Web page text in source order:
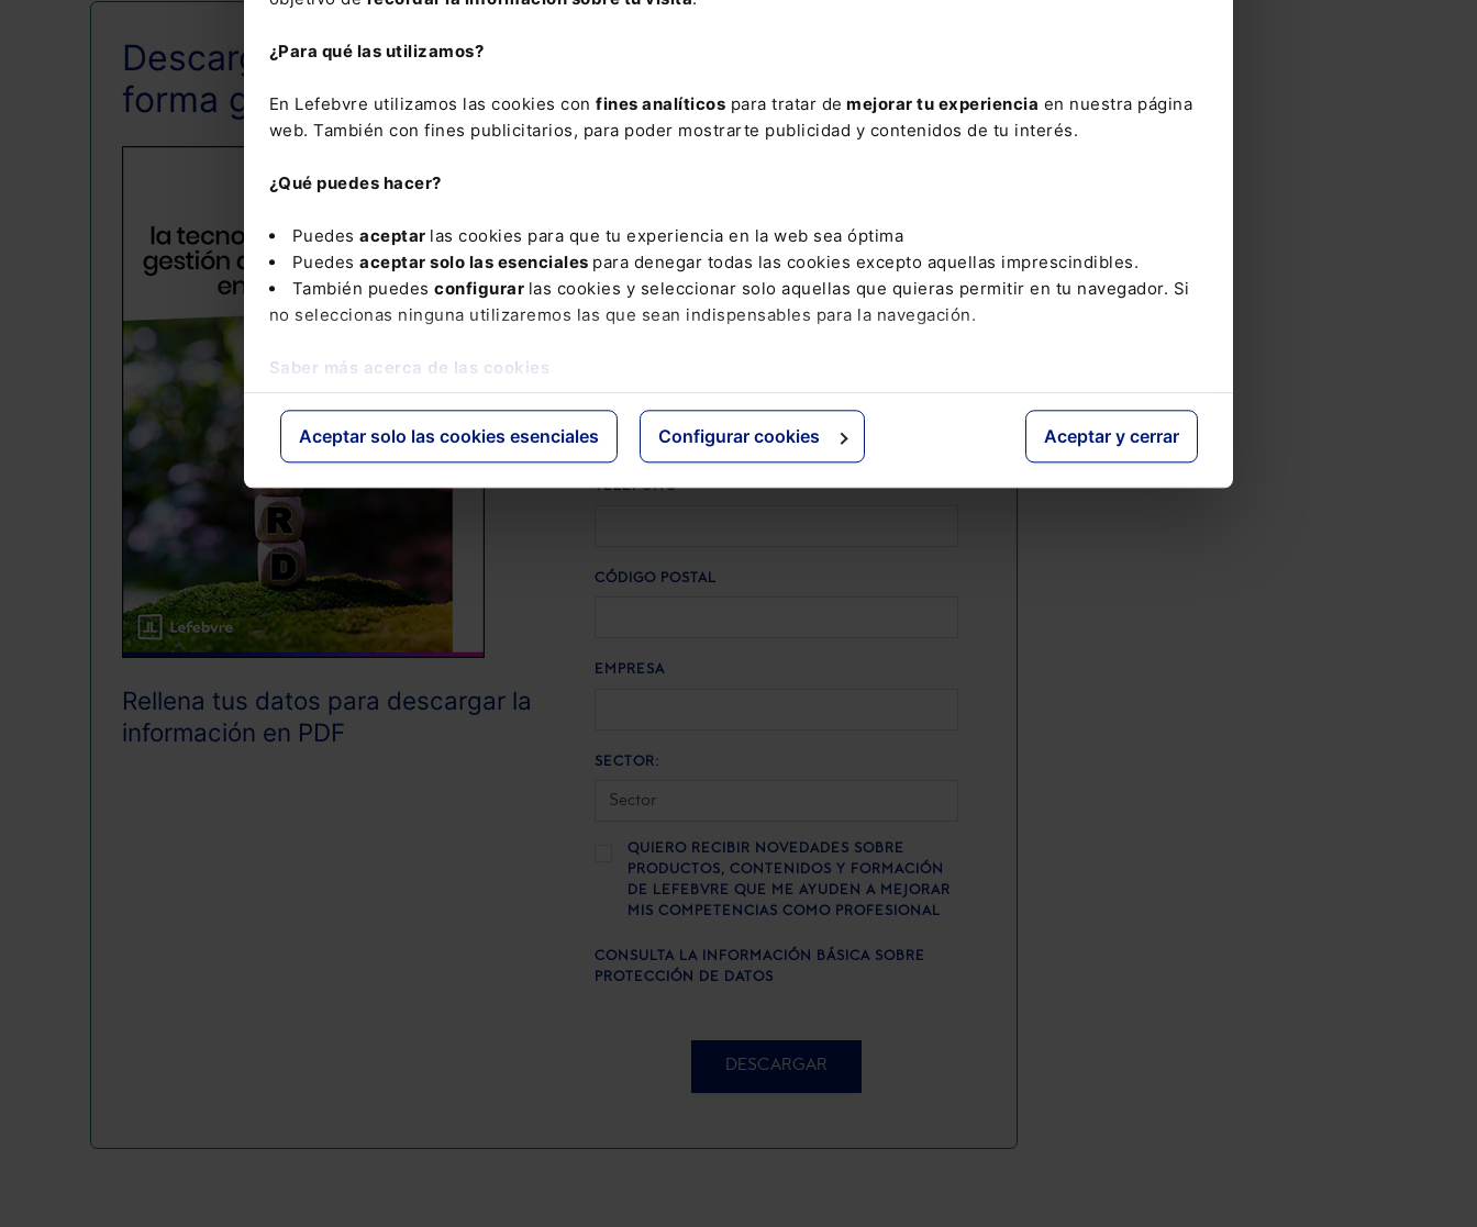
¿Para qué las utilizamos?
En Lefebvre utilizamos las cookies con fines analíticos para tratar de mejorar tu experiencia en nuestra página
web. También con fines publicitarios, para poder mostrarte publicidad y contenidos de tu interés.
¿Qué puedes hacer?
Puedes aceptar las cookies para que tu experiencia en la web sea óptima
Puedes aceptar solo las esenciales para denegar todas las cookies excepto aquellas imprescindibles.
También puedes configurar las cookies y seleccionar solo aquellas que quieras permitir en tu navegador. Si
no seleccionas ninguna utilizaremos las que sean indispensables para la navegación.
Saber más acerca de las cookies
Aceptar solo las cookies esenciales Configurar cookies Aceptar y cerrar
Descarga esta guía de
forma gratuita
Rellena tus datos para descargar la
información en PDF
SIMILAR?
SÍ
EMAIL
TELÉFONO
CÓDIGO POSTAL
EMPRESA
SECTOR:
QUIERO RECIBIR NOVEDADES SOBRE
PRODUCTOS, CONTENIDOS Y FORMACIÓN
DE LEFEBVRE QUE ME AYUDEN A MEJORAR
MIS COMPETENCIAS COMO PROFESIONAL
CONSULTA LA INFORMACIÓN BÁSICA SOBRE
PROTECCIÓN DE DATOS
DESCARGAR